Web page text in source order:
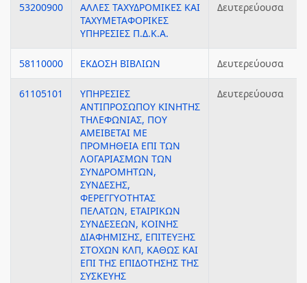
53200900
ΑΛΛΕΣ ΤΑΧΥΔΡΟΜΙΚΕΣ ΚΑΙ
ΤΑΧΥΜΕΤΑΦΟΡΙΚΕΣ
ΥΠΗΡΕΣΙΕΣ Π.Δ.Κ.Α.
Δευτερεύουσα
58110000 ΕΚΔΟΣΗ ΒΙΒΛΙΩΝ Δευτερεύουσα
61105101
ΥΠΗΡΕΣΙΕΣ
ΑΝΤΙΠΡΟΣΩΠΟΥ ΚΙΝΗΤΗΣ
ΤΗΛΕΦΩΝΙΑΣ, ΠΟΥ
ΑΜΕΙΒΕΤΑΙ ΜΕ
ΠΡΟΜΗΘΕΙΑ ΕΠΙ ΤΩΝ
ΛΟΓΑΡΙΑΣΜΩΝ ΤΩΝ
ΣΥΝΔΡΟΜΗΤΩΝ,
ΣΥΝΔΕΣΗΣ,
ΦΕΡΕΓΓΥΟΤΗΤΑΣ
ΠΕΛΑΤΩΝ, ΕΤΑΙΡΙΚΩΝ
ΣΥΝΔΕΣΕΩΝ, ΚΟΙΝΗΣ
ΔΙΑΦΗΜΙΣΗΣ, ΕΠΙΤΕΥΞΗΣ
ΣΤΟΧΩΝ ΚΛΠ, ΚΑΘΩΣ ΚΑΙ
ΕΠΙ ΤΗΣ ΕΠΙΔΟΤΗΣΗΣ ΤΗΣ
ΣΥΣΚΕΥΗΣ
Δευτερεύουσα